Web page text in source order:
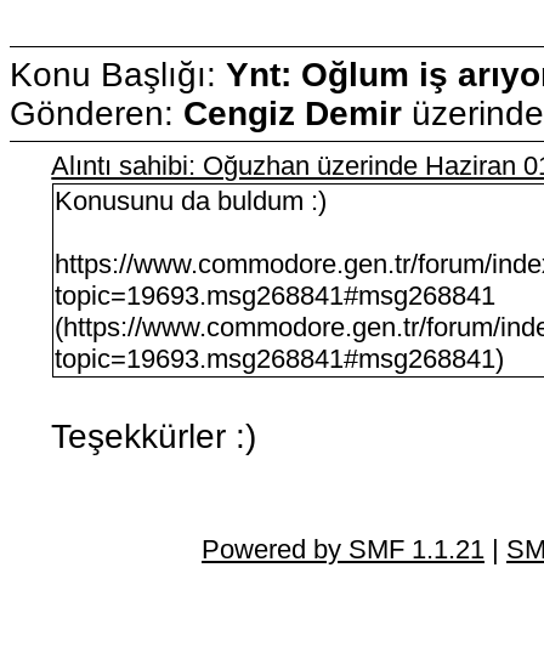
Konu Başlığı: Ynt: Oğlum iş
Gönderen: Cengiz Demir
Alıntı sahibi: Oğuzhan üzerinde Haziran
Konusunu da buldum :)
https://www.commodore.gen.tr/forum/
topic=19693.msg268841#msg268841
(https://www.commodore.gen.tr/forum/
topic=19693.msg268841#msg268841)
Teşekkürler :)
Powered by SMF 1.1.21 |